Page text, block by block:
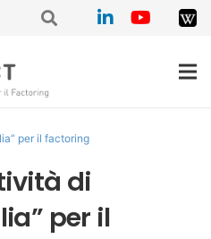
per il factoring
di
per il